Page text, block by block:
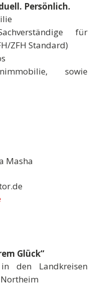
Persönlich.
für
ZFH Standard)
sowie
Masha
Glück“
den Landkreisen